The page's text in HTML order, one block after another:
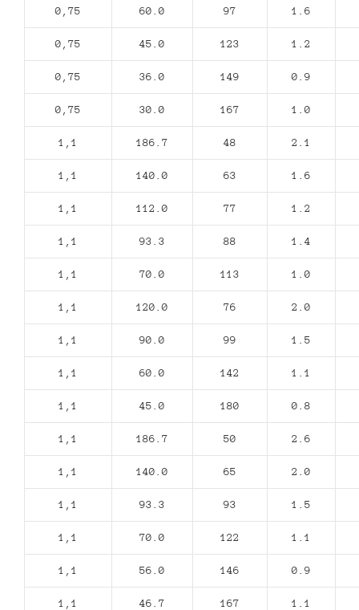
0,75 60.0 97 1.6
0,75 45.0 123 1.2
0,75 36.0 149 0.9
0,75 30.0 167 1.0
1,1 186.7 48 2.1
1,1 140.0 63 1.6
1,1 112.0 77 1.2
1,1 93.3 88 1.4
1,1 70.0 113 1.0
1,1 120.0 76 2.0
1,1 90.0 99 1.5
1,1 60.0 142 1.1
1,1 45.0 180 0.8
1,1 186.7 50 2.6
1,1 140.0 65 2.0
1,1 93.3 93 1.5
1,1 70.0 122 1.1
1,1 56.0 146 0.9
1,1 46.7 167 1.1